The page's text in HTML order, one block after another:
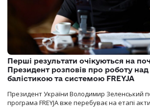
Перші результати очікуються на
Президент розповів про роботу
балістикою та системою FREYJA
Президент України Володимир Зеленський
програма FREYJA вже перебуває на етапі